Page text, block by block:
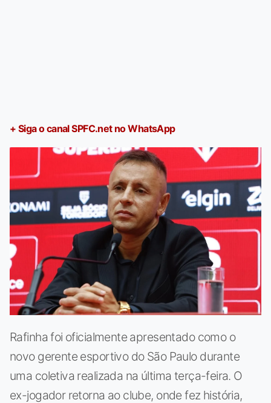
+ Siga o canal SPFC.net no WhatsApp
Rafinha foi oficialmente apresentado como o
novo gerente esportivo do São Paulo durante
uma coletiva realizada na última terça-feira. O
ex-jogador retorna ao clube, onde fez história,